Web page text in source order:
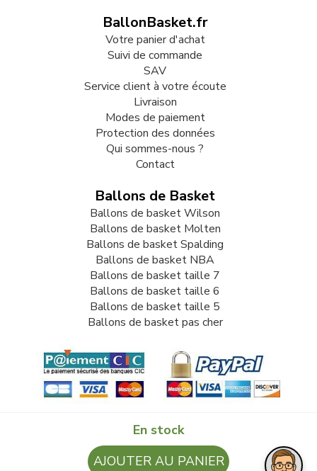
En stock
AJOUTER AU PANIER
BallonBasket.fr
Votre panier d'achat
Suivi de commande
SAV
Service client à votre écoute
Livraison
Modes de paiement
Protection des données
Qui sommes-nous ?
Contact
Ballons de Basket
Ballons de basket Wilson
Ballons de basket Molten
Ballons de basket Spalding
Ballons de basket NBA
Ballons de basket taille 7
Ballons de basket taille 6
Ballons de basket taille 5
Ballons de basket pas cher
© 2009-2026 LB82. Tous droits réservés - ballonbasket.fr -
SARL LB 82 - 13 Rue Louis Delage 44360 VIGNEUX DE